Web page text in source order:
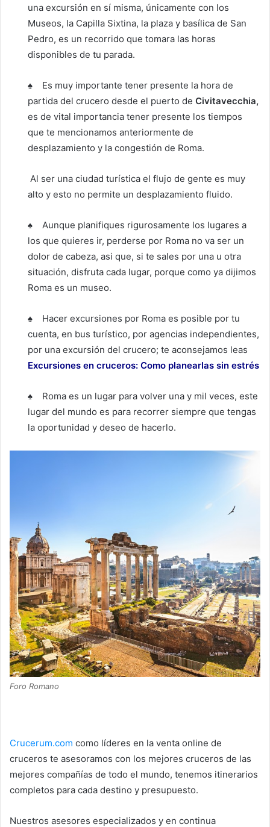
una excursión en sí misma, únicamente con los
Museos, la Capilla Sixtina, la plaza y basílica de San
Pedro, es un recorrido que tomara las horas
disponibles de tu parada.
♠ Es muy importante tener presente la hora de
partida del crucero desde el puerto de Civitavecchia,
es de vital importancia tener presente los tiempos
que te mencionamos anteriormente de
desplazamiento y la congestión de Roma.
Al ser una ciudad turística el flujo de gente es muy
alto y esto no permite un desplazamiento fluido.
♠ Aunque planifiques rigurosamente los lugares a
los que quieres ir, perderse por Roma no va ser un
dolor de cabeza, asi que, si te sales por una u otra
situación, disfruta cada lugar, porque como ya dijimos
Roma es un museo.
♠ Hacer excursiones por Roma es posible por tu
cuenta, en bus turístico, por agencias independientes,
por una excursión del crucero; te aconsejamos leas
Excursiones en cruceros: Como planearlas sin estrés
♠ Roma es un lugar para volver una y mil veces, este
lugar del mundo es para recorrer siempre que tengas
la oportunidad y deseo de hacerlo.
Foro Romano
Crucerum.com como líderes en la venta online de
cruceros te asesoramos con los mejores cruceros de las
mejores compañías de todo el mundo, tenemos itinerarios
completos para cada destino y presupuesto.
Nuestros asesores especializados y en continua